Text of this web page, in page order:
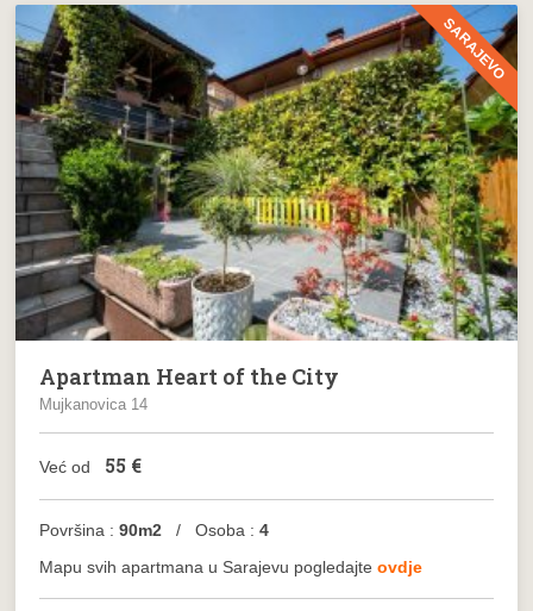
SARAJEVO
Apartman Heart of the City
Mujkanovica 14
Već od 55 €
Površina : 90m2 / Osoba :4
Mapu svih apartmana u Sarajevu pogledajteovdje